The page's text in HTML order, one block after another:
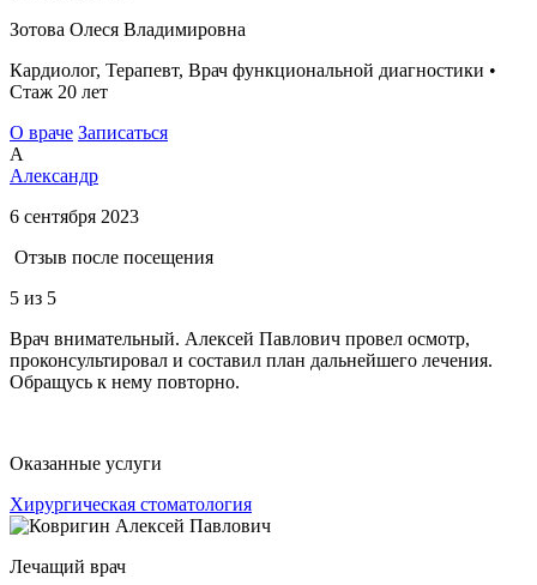
Зотова Олеся Владимировна
Кардиолог, Терапевт, Врач функциональной диагностики •
Стаж 20 лет
О враче Записаться
А
Александр
6 сентября 2023
Отзыв после посещения
5 из 5
Врач внимательный. Алексей Павлович провел осмотр,
проконсультировал и составил план дальнейшего лечения.
Обращусь к нему повторно.
Оказанные услуги
Хирургическая стоматология
Лечащий врач